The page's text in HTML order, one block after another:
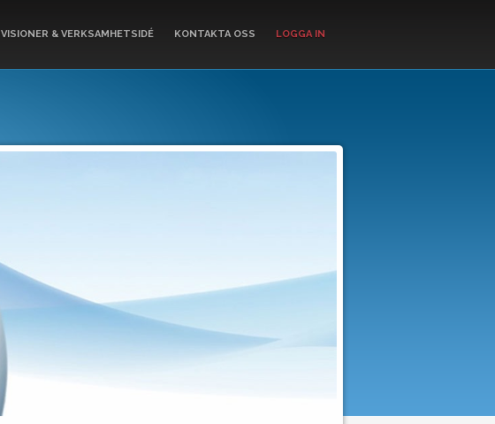
VISIONER & VERKSAMHETSIDÉ KONTAKTA OSS LOGGA IN